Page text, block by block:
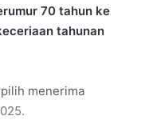
70 tahun ke
tahunan
menerima